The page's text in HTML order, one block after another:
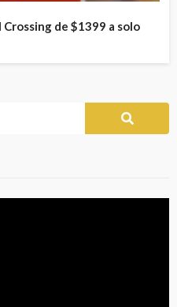
de $1399 a solo